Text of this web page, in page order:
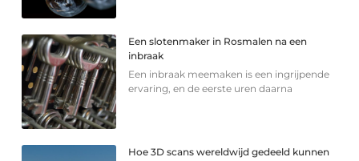
Een slotenmaker in Rosmalen na een
inbraak
Een inbraak meemaken is een ingrijpende
ervaring, en de eerste uren daarna
Hoe 3D scans wereldwijd gedeeld kunnen